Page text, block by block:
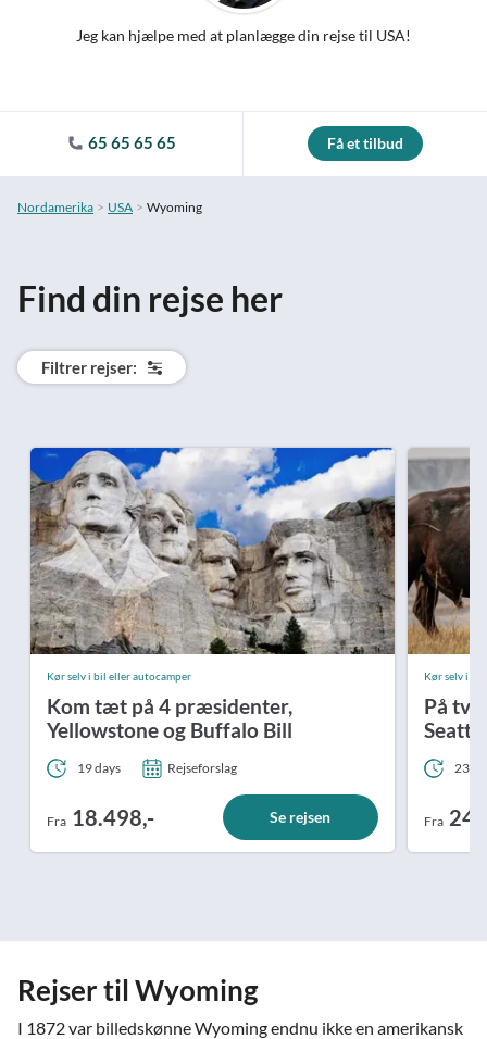
Jeg kan hjælpe med at planlægge din rejse til USA!
65 65 65 65 Få et tilbud
Nordamerika USA Wyoming
Find din rejse her
Filtrer rejser:
Kør selv i bil eller autocamper
Kom tæt på 4 præsidenter,
Yellowstone og Buffalo Bill
19 days Rejseforslag
Fra 18.498,- Se rejsen
Kør selv i bil
På
23
Fra
Rejser til Wyoming
I 1872 var billedskønne Wyoming endnu ikke en amerikansk